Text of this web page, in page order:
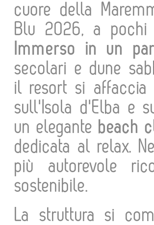
cuore della
Blu 2026, a pochi
Immerso in un
secolari e dune
il resort si affaccia
sull'Isola d'Elba e
un elegante beach
dedicata al relax.
più autorevole
sostenibile.
La struttura si